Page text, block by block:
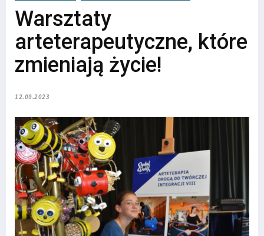
Warsztaty
arteterapeutyczne, które
zmieniają życie!
12.09.2023